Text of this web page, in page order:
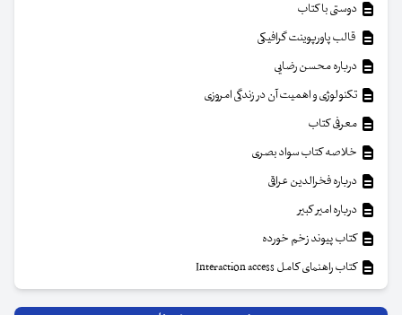
دوستی با کتاب
قالب پاورپوینت گرافیکی
درباره محسن رضایی
تکنولوژی و اهمیت آن در زندگی امروزی
معرفی کتاب
خلاصه کتاب سواد بصری
درباره فخرالدین عراقی
درباره امیر کبیر
کتاب پیوند زخم خورده
کتاب راهنمای کامل Interaction access